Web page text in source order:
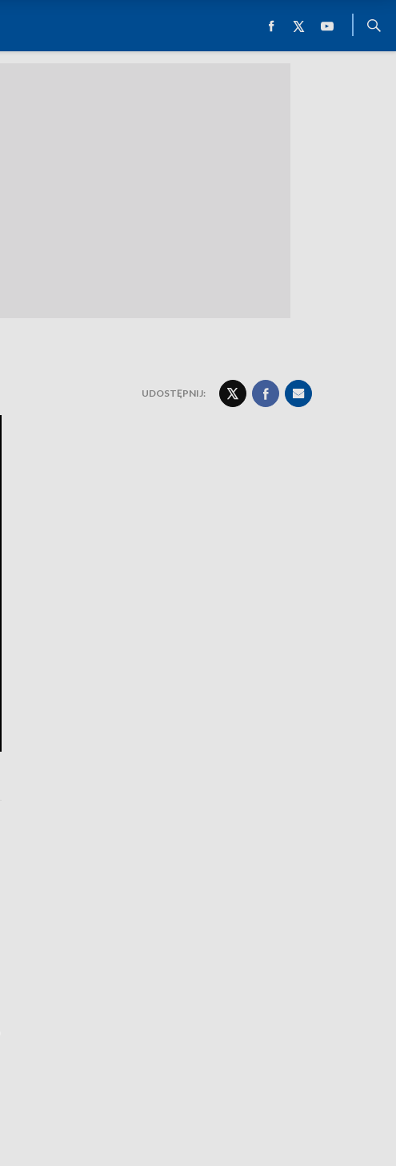
UDOSTĘPNIJ: